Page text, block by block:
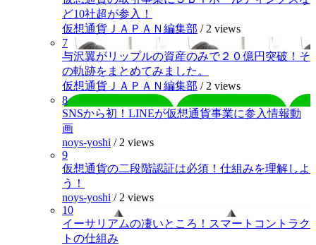
ど10社超が参入！
仮想通貨ＪＡＰＡＮ編集部 / 2 views
7
与沢翼がリップルの資産のみで２０億円突破！そ
の軌跡をまとめてみました。
仮想通貨ＪＡＰＡＮ編集部 / 2 views
8
SNSから初！LINEが仮想通貨事業に参入情報動
画
noys-yoshi / 2 views
9
仮想通貨の二段階認証は必須！仕組みを理解しよ
う！
noys-yoshi / 2 views
10
イーサリアムの凄いところ！スマートコントラク
トの仕組み